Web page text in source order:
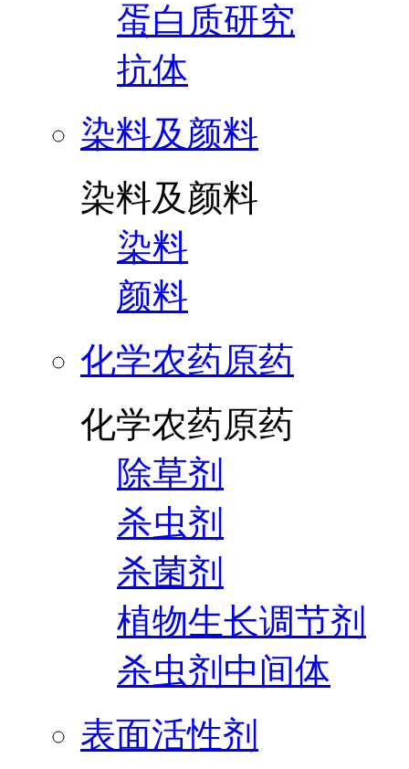
蛋白质研究
抗体
染料及颜料
染料及颜料
染料
颜料
化学农药原药
化学农药原药
除草剂
杀虫剂
杀菌剂
植物生长调节剂
杀虫剂中间体
表面活性剂